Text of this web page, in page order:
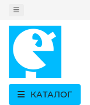
КАТАЛОГ